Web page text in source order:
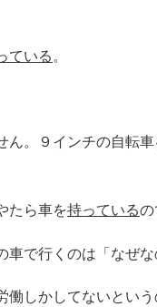
ている。
ん。９インチの自転
たら車を持っているの
車で行くのは「なぜ
働しかしてないとい